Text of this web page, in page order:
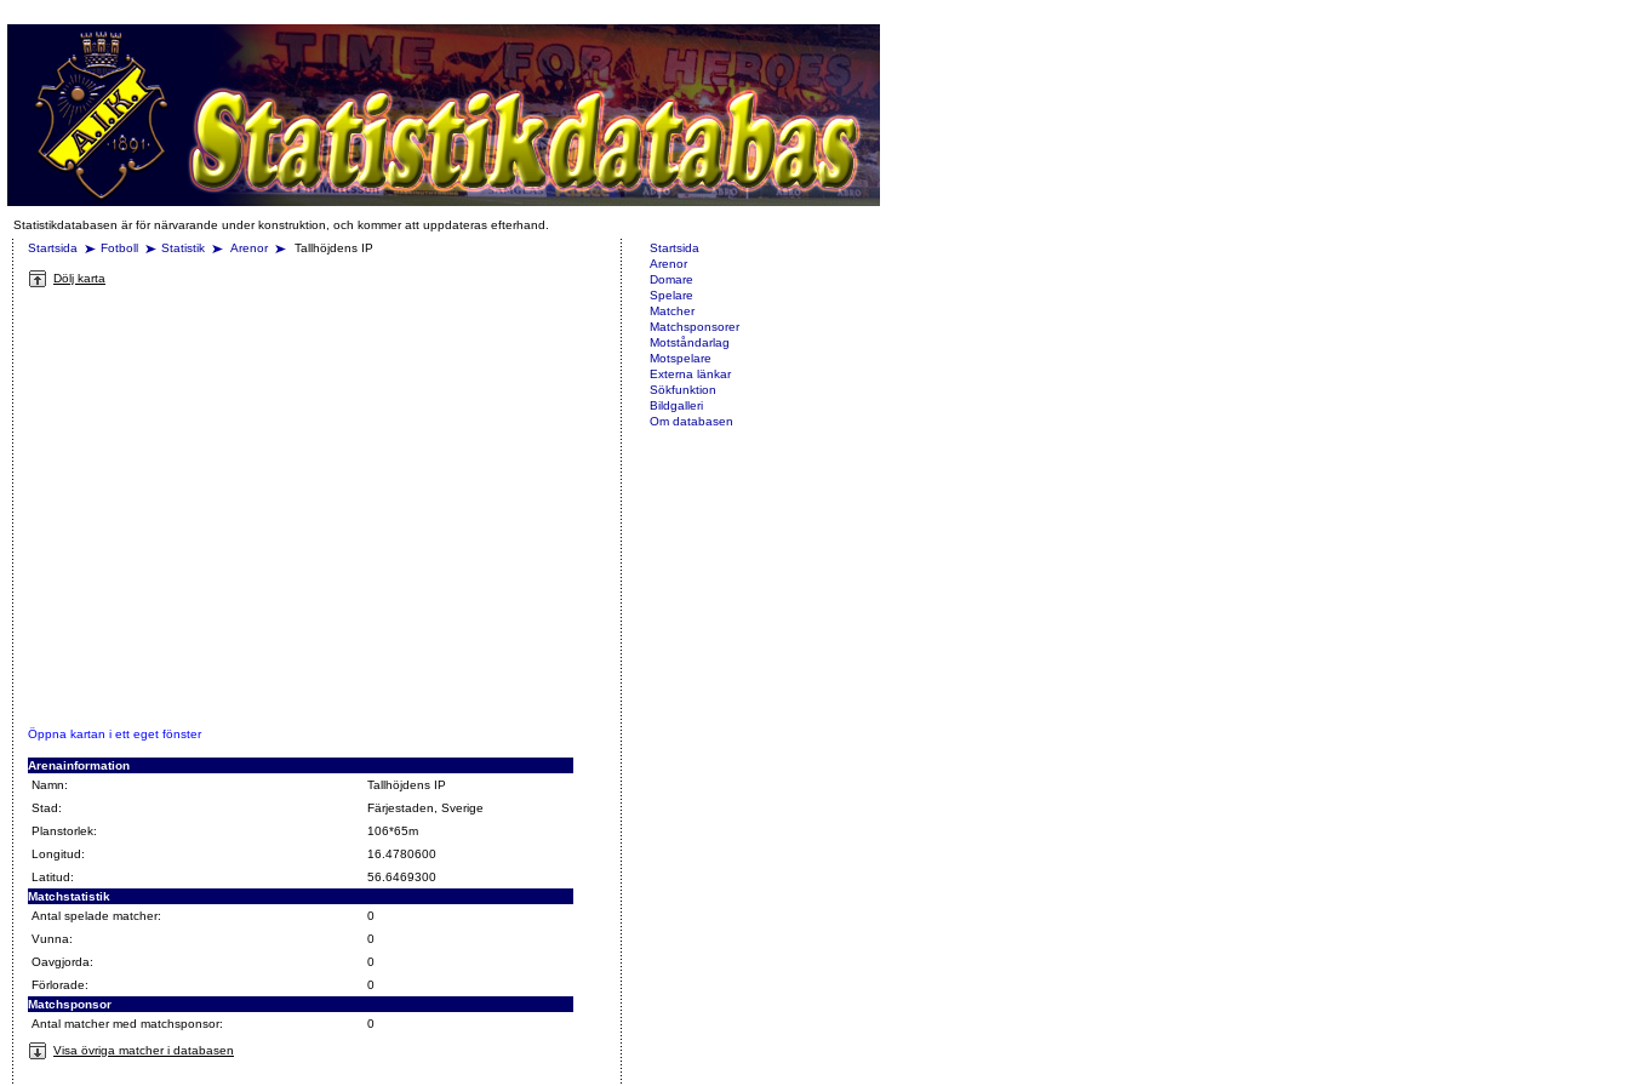
Statistikdatabasen är för närvarande under konstruktion, och kommer att uppdateras efterhand.
Startsida
Fotboll Statistik Arenor Tallhöjdens IP
Dölj karta
Öppna kartan i ett eget fönster
Arenainformation
Namn:
Tallhöjdens IP
Stad:
Färjestaden, Sverige
Planstorlek:
106*65m
Longitud:
16.4780600
Latitud:
56.6469300
Matchstatistik
Antal spelade matcher:
0
Vunna:
0
Oavgjorda:
0
Förlorade:
0
Matchsponsor
Antal matcher med matchsponsor:
0
Visa övriga matcher i databasen
Startsida
Arenor
Domare
Spelare
Matcher
Matchsponsorer
Motståndarlag
Motspelare
Externa länkar
Sökfunktion
Bildgalleri
Om databasen